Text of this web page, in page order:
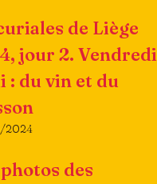
de Liège
jour 2. Vendredi
: du vin et du
2024
des